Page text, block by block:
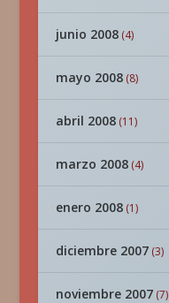
junio 2008(4)
mayo 2008(8)
abril 2008(11)
marzo 2008(4)
enero 2008(1)
diciembre 2007(3)
noviembre 2007(7)